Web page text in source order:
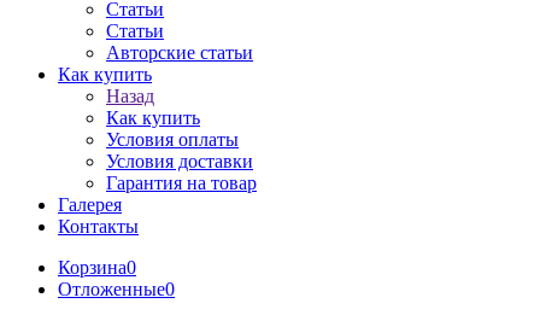
Статьи
Статьи
Авторские статьи
Как купить
Назад
Как купить
Условия оплаты
Условия доставки
Гарантия на товар
Галерея
Контакты
Корзина0
Отложенные0